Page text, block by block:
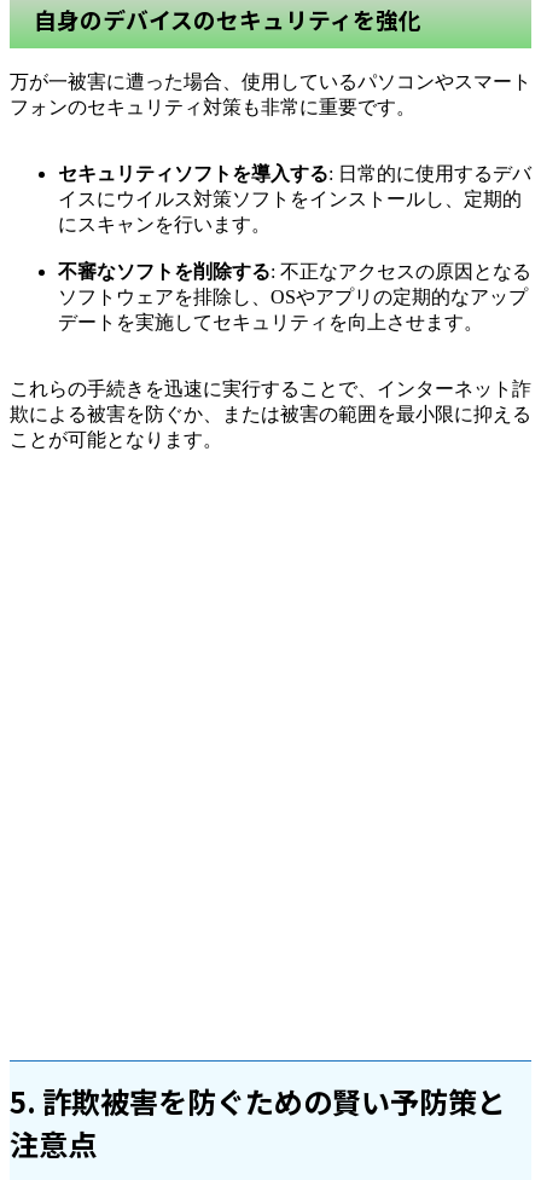
自身のデバイスのセキュリティを強化
万が一被害に遭った場合、使用しているパソコンやスマート
フォンのセキュリティ対策も非常に重要です。
セキュリティソフトを導入する: 日常的に使用するデバ
イスにウイルス対策ソフトをインストールし、定期的
にスキャンを行います。
不審なソフトを削除する: 不正なアクセスの原因となる
ソフトウェアを排除し、OSやアプリの定期的なアップ
デートを実施してセキュリティを向上させます。
これらの手続きを迅速に実行することで、インターネット詐
欺による被害を防ぐか、または被害の範囲を最小限に抑える
ことが可能となります。
5. 詐欺被害を防ぐための賢い予防策と
注意点